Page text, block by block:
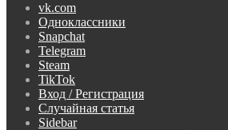
vk.com
Одноклассники
Snapchat
Telegram
Steam
TikTok
Вход / Регистрация
Случайная статья
Sidebar